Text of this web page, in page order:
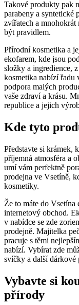
Takové produkty pak
parabeny a syntetické
zvířatech a mnohokrát
být pravidlem.
Přírodní kosmetika a
ekofarem, kde jsou
složky a ingredience,
kosmetika nabízí řadu
podpora malých
vaše zdraví a krásu.
republice a jejich
Kde tyto
Představte si krámek,
příjemná atmosféra a
umí vám perfektně
prodejna ve Vsetíně,
kosmetiky.
Že to máte do
internetový obchod.
v nabídce se zde
prodejně. Majitelka
pracuje s těmi
nabízí. Vybírat zde
svíčky a další dárkové
Vybavte si
přírody